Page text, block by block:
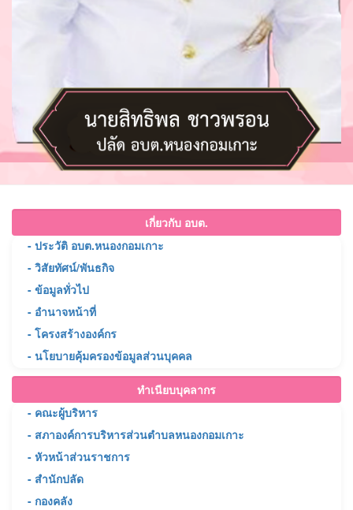
เกี่ยวกับ อบต.
- ประวัติ อบต.หนองกอมเกาะ
- วิสัยทัศน์/พันธกิจ
- ข้อมูลทั่วไป
- อำนาจหน้าที่
- โครงสร้างองค์กร
- นโยบายคุ้มครองข้อมูลส่วนบุคคล
ทำเนียบบุคลากร
- คณะผู้บริหาร
- สภาองค์การบริหารส่วนตำบลหนองกอมเกาะ
- หัวหน้าส่วนราชการ
- สำนักปลัด
- กองคลัง